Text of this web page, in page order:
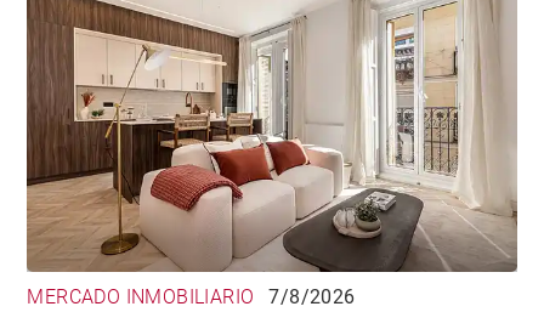
MERCADO INMOBILIARIO 7/8/2026